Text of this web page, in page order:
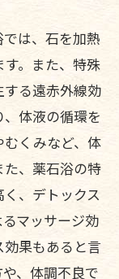
は、石を加熱
。また、特殊
する遠赤外線効
体液の循環を
くみなど、体
、薬石浴の特
、デトックス
マッサージ効
果もあると言
、体調不良で